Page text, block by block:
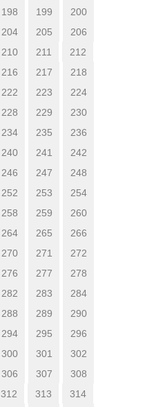
198 199
200
204 205
206
210 211
212
216 217
218
222 223
224
228 229
230
234 235
236
240 241
242
246 247
248
252 253
254
258 259
260
264 265
266
270 271
272
276 277
278
282 283
284
288 289
290
294 295
296
300 301
302
306 307
308
312 313
314